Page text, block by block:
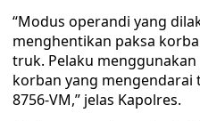
“Modus operandi yang
menghentikan paksa
truk. Pelaku
korban yang
8756-VM,” jelas Kapolres.